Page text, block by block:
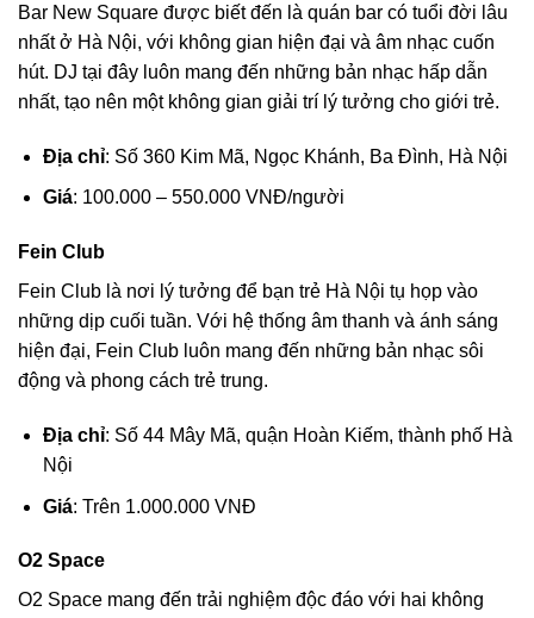
Bar New Square được biết đến là quán bar có tuổi đời lâu
nhất ở Hà Nội, với không gian hiện đại và âm nhạc cuốn
hút. DJ tại đây luôn mang đến những bản nhạc hấp dẫn
nhất, tạo nên một không gian giải trí lý tưởng cho giới trẻ.
Địa chỉ: Số 360 Kim Mã, Ngọc Khánh, Ba Đình, Hà Nội
Giá: 100.000 – 550.000 VNĐ/người
Fein Club
Fein Club là nơi lý tưởng để bạn trẻ Hà Nội tụ họp vào
những dịp cuối tuần. Với hệ thống âm thanh và ánh sáng
hiện đại, Fein Club luôn mang đến những bản nhạc sôi
động và phong cách trẻ trung.
Địa chỉ: Số 44 Mây Mã, quận Hoàn Kiếm, thành phố Hà
Nội
Giá: Trên 1.000.000 VNĐ
O2 Space
O2 Space mang đến trải nghiệm độc đáo với hai không